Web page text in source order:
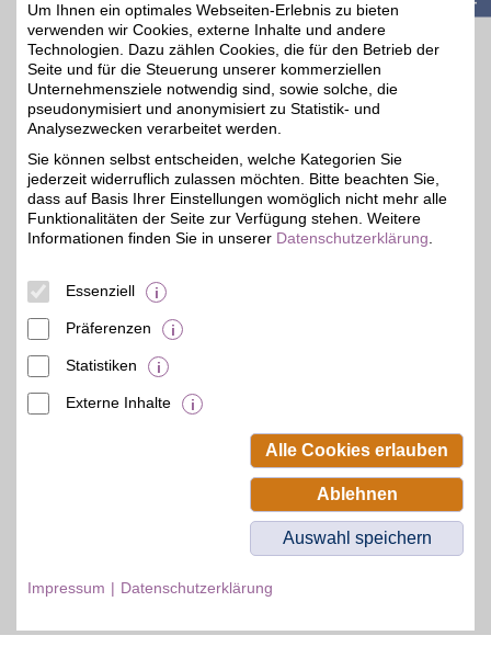
Geschmack mit einer
großen Auswahl an
starken Marken. Ideal, um
den eigenen vier Wänden
eine persönliche Note zu
geben. Mit BSW im
Vorteil.
Zum Partnerprofil
© BSW Verbraucher-Service
Um Ihnen ein optimales Webseiten-Erlebnis zu bieten
verwenden wir Cookies, externe Inhalte und andere
Technologien. Dazu zählen Cookies, die für den Betrieb der
Seite und für die Steuerung unserer kommerziellen
Unternehmensziele notwendig sind, sowie solche, die
pseudonymisiert und anonymisiert zu Statistik- und
Analysezwecken verarbeitet werden.
Sie können selbst entscheiden, welche Kategorien Sie
jederzeit widerruflich zulassen möchten. Bitte beachten Sie,
dass auf Basis Ihrer Einstellungen womöglich nicht mehr alle
Funktionalitäten der Seite zur Verfügung stehen. Weitere
Informationen finden Sie in unserer Datenschutzerklärung
Essenziell
Präferenzen
Statistiken
Externe Inhalte
Alle Cookies erlauben
Ablehnen
Auswahl speichern
Impressum Datenschutzerklärung